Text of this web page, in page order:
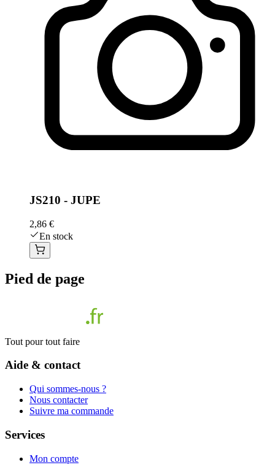
JS210 - JUPE
2,86 €
En stock
Pied de page
Tout pour tout faire
Aide & contact
Qui sommes-nous ?
Nous contacter
Suivre ma commande
Services
Mon compte